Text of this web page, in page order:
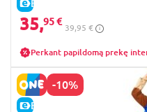
E-KAINA
35,95 €
39,95 €
Perkant papildomą prekę
-10%
E-KAINA